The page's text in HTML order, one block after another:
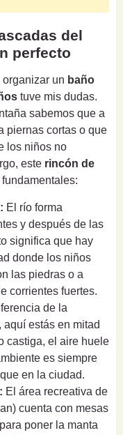
del
perfecto
organizar un baño
tuve mis dudas.
sabemos que a
piernas cortas o que
los niños no
este rincón de
El río forma
y después de las
significa que hay
donde los niños
las piedras o a
corrientes fuertes.
de la
estás en mitad
castiga, el aire huele
es siempre
en la ciudad.
El área recreativa de
cuenta con mesas
poner la manta